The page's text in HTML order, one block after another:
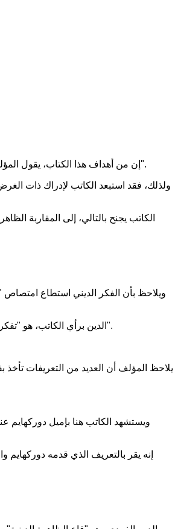
إن من أهداف هذا الكتاب، يقول المؤلف في التمهيد، هو "التعرف على الظاهرة الدينية كما هي وعلى حقيقتها، وذلك عن طريق وصفها وصفا دقيقا، وعزلها عن حقبة ظواهر الثقافة الإنسانية الأخرى المتعددة".
ولذلك، فقد استبعد الكاتب لإدراك ذات
الكاتب يجنح بالتالي، إلى المقاربة
ويلاحظ بأن الفكر الديني استطاع
الدين برأي الكاتب، هو "تفكر في كل ما يتأبى على العقل العلمي والتفكير الواضح...إنه الاعتقاد بأن وجود الكون هو سر يتطلب التفسير...هو الاعتقاد بالحضور الفائق لشيء غامض وعصي على الفهم".
يلاحظ المؤلف أن العديد من التعريفات تأخذ
ويستشهد الكاتب هنا بإميل دوركهايم
إنه يقر بالتعريف الذي قدمه